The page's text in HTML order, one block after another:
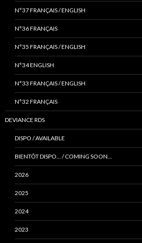
N°37 FRANÇAIS / ENGLISH
N°36 FRANÇAIS
N°35 FRANÇAIS / ENGLISH
N°34 ENGLISH
N°33 FRANÇAIS / ENGLISH
N°32 FRANÇAIS
DEVIANCE RDS
DISPO / AVAILABLE
BIENTÔT DISPO… / COMING SOON…
2026
2025
2024
2023